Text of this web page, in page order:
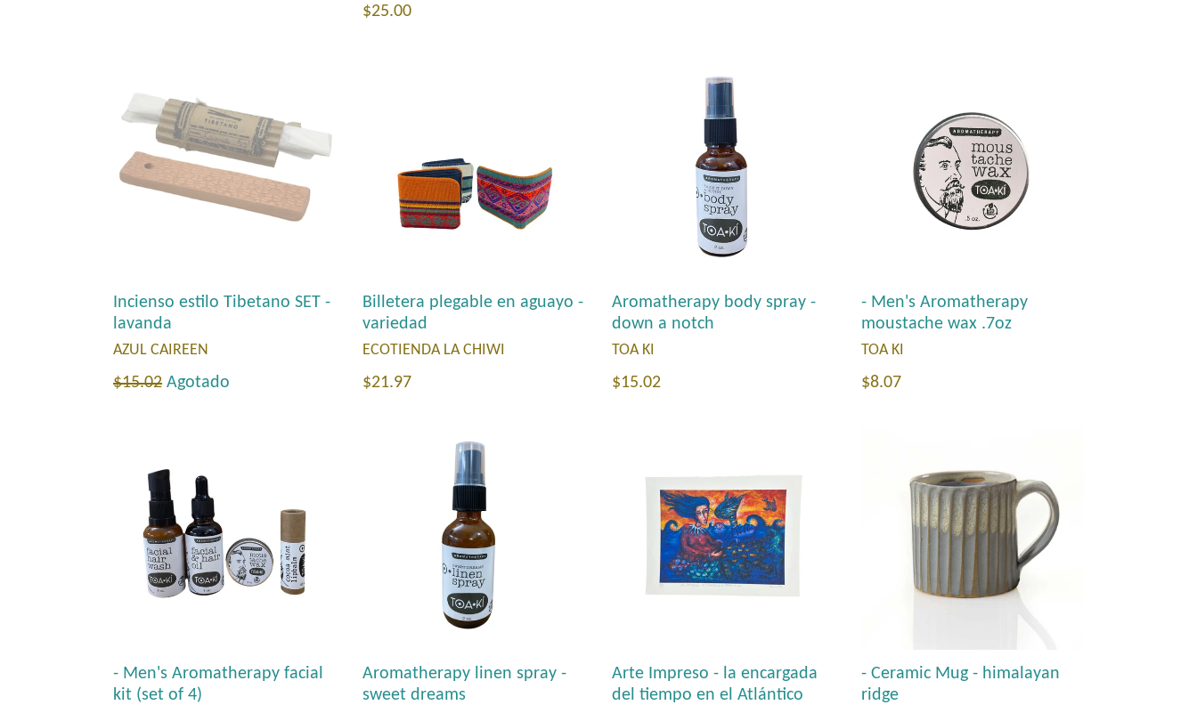
Precio
$25.00
Incienso estilo Tibetano SET -
lavanda
AZUL CAIREEN
Precio
$15.02 Agotado
Billetera plegable en aguayo -
variedad
ECOTIENDA LA CHIWI
Precio
$21.97
Aromatherapy body spray -
down a notch
TOA KI
Precio
$15.02
- Men's Aromatherapy
moustache wax .7oz
TOA KI
Precio
$8.07
- Men's Aromatherapy facial
kit (set of 4)
Aromatherapy linen spray -
sweet dreams
Arte Impreso - la encargada
del tiempo en el Atlántico
- Ceramic Mug - himalayan
ridge